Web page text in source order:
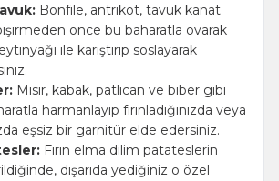
Bonfile, antrikot, tavuk kanat
önce bu baharatla ovarak
ile karıştırıp soslayarak
Mısır, kabak, patlıcan ve biber gibi
harmanlayıp fırınladığınızda veya
eşsiz bir garnitür elde edersiniz.
Fırın elma dilim patateslerin
dışarıda yediğiniz o özel